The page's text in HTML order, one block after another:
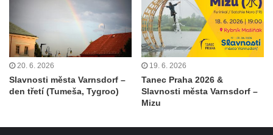
20. 6. 2026
Slavnosti města Varnsdorf –
den třetí (Tumeša, Tygroo)
19. 6. 2026
Tanec Praha 2026 &
Slavnosti města Varnsdorf –
Mizu